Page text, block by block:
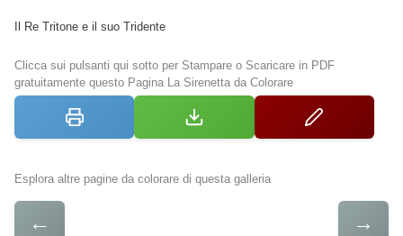
Il Re Tritone e il suo Tridente
Clicca sui pulsanti qui sotto per Stampare o Scaricare in PDF
gratuitamente questo Pagina La Sirenetta da Colorare
Esplora altre pagine da colorare di questa galleria
← →